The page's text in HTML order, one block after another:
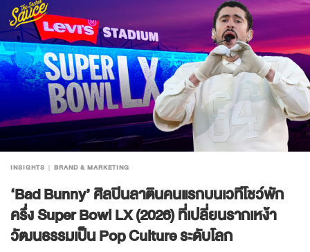
INSIGHTS BRAND & MARKETING
‘Bad Bunny’ ศิลปินลาตินคนแรกบนเวทีโชว์พัก
ครึ่ง Super Bowl LX (2026) ที่เปลี่ยนรากเหง้า
วัฒนธรรมเป็น Pop Culture ระดับโลก